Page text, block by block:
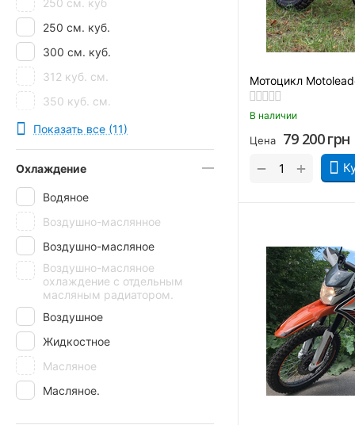
Мотоцикл
В наличии
Цена 79 200грн
+
−
250 см. куб.
300 см. куб.
312 куб. см.
350 куб. см.
400 куб. см.
Показать все (11)
Охлаждение
Водяное
Воздушно-маслянное
Воздушно-масляное
Воздушно-масляное
охлаждение с отдельным
масляным радиатором.
Воздушное
Жидкостное
Масляное
Масляное.